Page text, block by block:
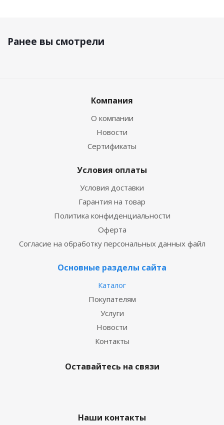
Ранее вы смотрели
Компания
О компании
Новости
Сертификаты
Условия оплаты
Условия доставки
Гарантия на товар
Политика конфиденциальности
Оферта
Согласие на обработку персональных данных файл
Основные разделы сайта
Каталог
Покупателям
Услуги
Новости
Контакты
Оставайтесь на связи
Наши контакты